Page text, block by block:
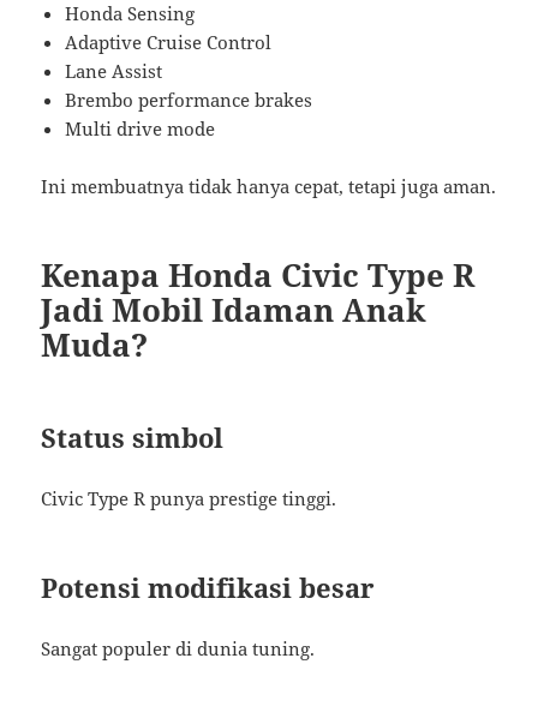
Honda Sensing
Adaptive Cruise Control
Lane Assist
Brembo performance brakes
Multi drive mode
Ini membuatnya tidak hanya cepat, tetapi juga aman.
Kenapa Honda Civic Type R
Jadi Mobil Idaman Anak
Muda?
Status simbol
Civic Type R punya prestige tinggi.
Potensi modifikasi besar
Sangat populer di dunia tuning.